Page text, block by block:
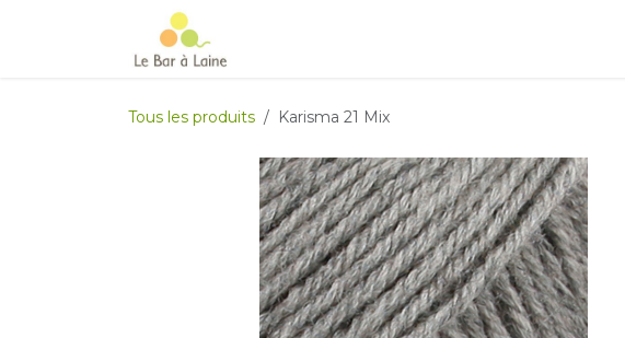
Se rendre au contenu
Tous les produits Karisma 21 Mix